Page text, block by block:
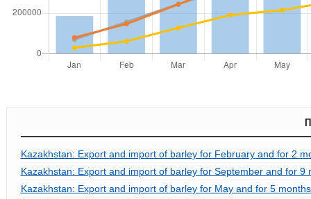
Kazakhstan: Export and import of barley for February and for 2
Kazakhstan: Export and import of barley for September and for 9
Kazakhstan: Export and import of barley for May and for 5